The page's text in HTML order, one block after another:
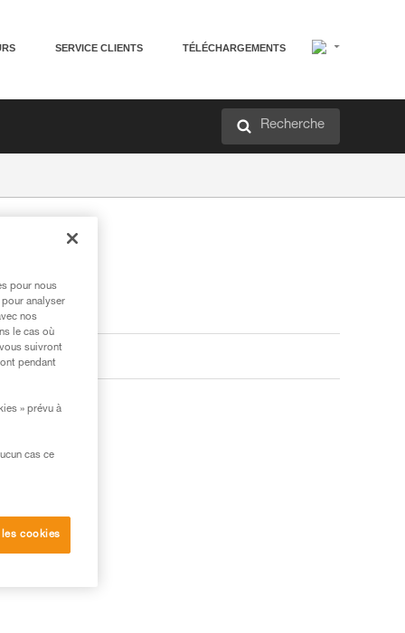
SERVICE CLIENTS TÉLÉCHARGEMENTS
Recherche
pour nous
analyser
nos
le cas où
suivront
pendant
» prévu à
cas ce
cookies